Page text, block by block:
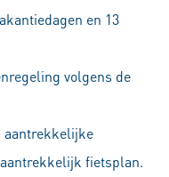
en 13
volgens de
aantrekkelijke
fietsplan.